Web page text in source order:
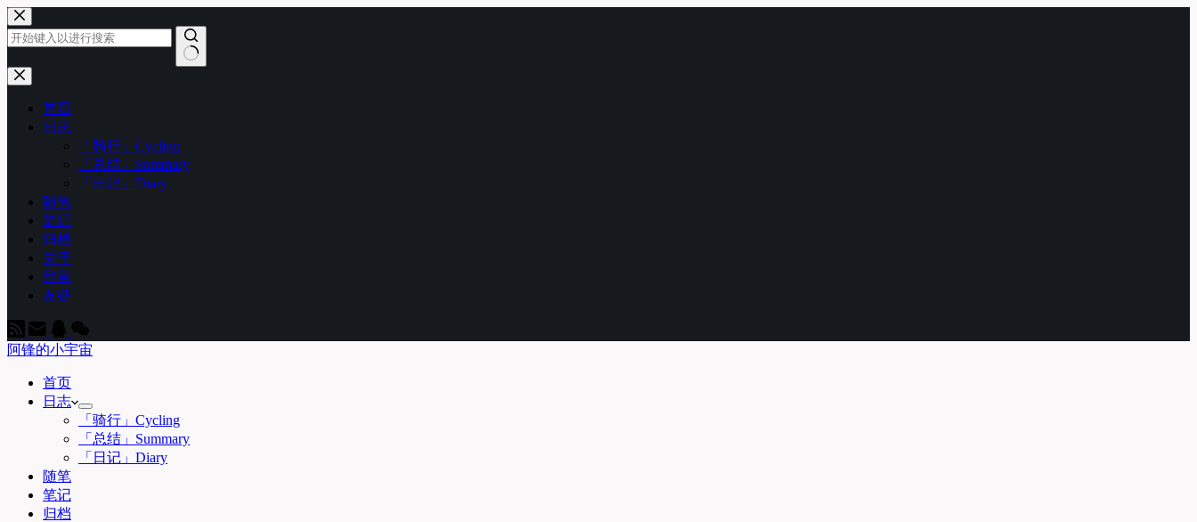
跳
至
内
容
无
首页
日志
「骑行」Cycling
「总结」Summary
「日记」Diary
随笔
笔记
归档
关于
留言
友链
阿锋的小宇宙
首页
日志
「骑行」Cycling
「总结」Summary
「日记」Diary
随笔
笔记
归档